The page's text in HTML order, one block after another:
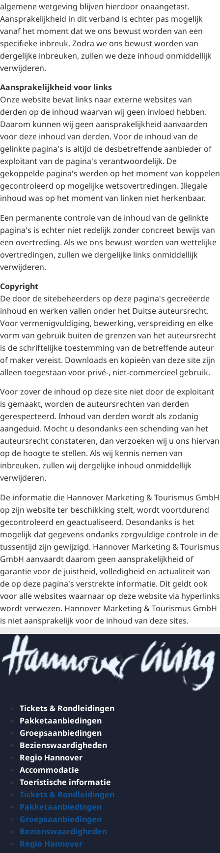
algemene wetgeving blijven hierdoor onaangetast.
Aansprakelijkheid in dit verband is echter pas mogelijk
vanaf het moment dat we ons bewust worden van een
specifieke inbreuk. Zodra we ons bewust worden van
dergelijke inbreuken, zullen we deze inhoud onmiddellijk
verwijderen.
Aansprakelijkheid voor links
Onze website bevat links naar externe websites van
derden op de inhoud waarvan wij geen invloed hebben.
Daarom kunnen wij geen aansprakelijkheid aanvaarden
voor deze inhoud van derden. Voor de inhoud van de
gelinkte pagina's is altijd de desbetreffende aanbieder of
exploitant van de pagina's verantwoordelijk. De
gekoppelde pagina's werden op het moment van koppelen
gecontroleerd op mogelijke wetsovertredingen. Illegale
inhoud was op het moment van linken niet herkenbaar.
Een permanente controle van de inhoud van de gelinkte
pagina's is echter niet redelijk zonder concreet bewijs van
een overtreding. Als we ons bewust worden van wettelijke
overtredingen, zullen we dergelijke links onmiddellijk
verwijderen.
Copyright
De door de sitebeheerders op deze pagina's gecreëerde
inhoud en werken vallen onder het Duitse auteursrecht.
Voor vermenigvuldiging, bewerking, verspreiding en elke
vorm van gebruik buiten de grenzen van het auteursrecht
is de schriftelijke toestemming van de betreffende auteur
of maker vereist. Downloads en kopieën van deze site zijn
alleen toegestaan voor privé-, niet-commercieel gebruik.
Voor zover de inhoud op deze site niet door de exploitant
is gemaakt, worden de auteursrechten van derden
gerespecteerd. Inhoud van derden wordt als zodanig
aangeduid. Mocht u desondanks een schending van het
auteursrecht constateren, dan verzoeken wij u ons hiervan
op de hoogte te stellen. Als wij kennis nemen van
inbreuken, zullen wij dergelijke inhoud onmiddellijk
verwijderen.
De informatie die Hannover Marketing & Tourismus GmbH
op zijn website ter beschikking stelt, wordt voortdurend
gecontroleerd en geactualiseerd. Desondanks is het
mogelijk dat gegevens ondanks zorgvuldige controle in de
tussentijd zijn gewijzigd. Hannover Marketing & Tourismus
GmbH aanvaardt daarom geen aansprakelijkheid of
garantie voor de juistheid, volledigheid en actualiteit van
de op deze pagina's verstrekte informatie. Dit geldt ook
voor alle websites waarnaar op deze website via hyperlinks
wordt verwezen. Hannover Marketing & Tourismus GmbH
is niet aansprakelijk voor de inhoud van deze sites.
Tickets & Rondleidingen
Pakketaanbiedingen
Groepsaanbiedingen
Bezienswaardigheden
Regio Hannover
Accommodatie
Toeristische informatie
Tickets & Rondleidingen
Pakketaanbiedingen
Groepsaanbiedingen
Bezienswaardigheden
Regio Hannover